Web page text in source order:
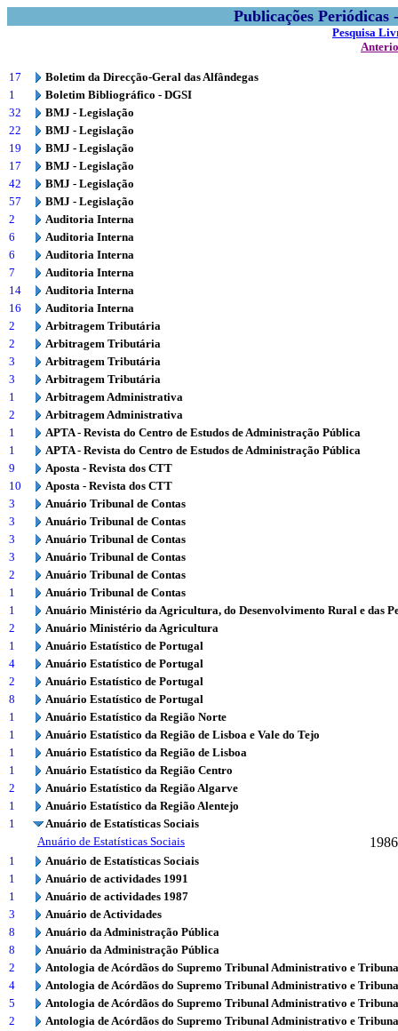
Publicações
Pesquisa
17
Boletim da Direcção-Geral das Alfândegas
1
Boletim Bibliográfico - DGSI
32
BMJ - Legislação
22
BMJ - Legislação
19
BMJ - Legislação
17
BMJ - Legislação
42
BMJ - Legislação
57
BMJ - Legislação
2
Auditoria Interna
6
Auditoria Interna
6
Auditoria Interna
7
Auditoria Interna
14
Auditoria Interna
16
Auditoria Interna
2
Arbitragem Tributária
2
Arbitragem Tributária
3
Arbitragem Tributária
3
Arbitragem Tributária
1
Arbitragem Administrativa
2
Arbitragem Administrativa
1
APTA - Revista do Centro de Estudos de Administração Pública
1
APTA - Revista do Centro de Estudos de Administração Pública
9
Aposta - Revista dos CTT
10
Aposta - Revista dos CTT
3
Anuário Tribunal de Contas
3
Anuário Tribunal de Contas
3
Anuário Tribunal de Contas
3
Anuário Tribunal de Contas
2
Anuário Tribunal de Contas
1
Anuário Tribunal de Contas
1
Anuário Ministério da Agricultura, do Desenvolvimento Rural e das
2
Anuário Ministério da Agricultura
1
Anuário Estatístico de Portugal
4
Anuário Estatístico de Portugal
2
Anuário Estatístico de Portugal
8
Anuário Estatístico de Portugal
1
Anuário Estatístico da Região Norte
1
Anuário Estatístico da Região de Lisboa e Vale do Tejo
1
Anuário Estatístico da Região de Lisboa
1
Anuário Estatístico da Região Centro
2
Anuário Estatístico da Região Algarve
1
Anuário Estatístico da Região Alentejo
1
Anuário de Estatísticas Sociais
Anuário de Estatísticas Sociais
1
Anuário de Estatísticas Sociais
1
Anuário de actividades 1991
1
Anuário de actividades 1987
3
Anuário de Actividades
8
Anuário da Administração Pública
8
Anuário da Administração Pública
2
Antologia de Acórdãos do Supremo Tribunal Administrativo e
4
Antologia de Acórdãos do Supremo Tribunal Administrativo e
5
Antologia de Acórdãos do Supremo Tribunal Administrativo e
2
Antologia de Acórdãos do Supremo Tribunal Administrativo e